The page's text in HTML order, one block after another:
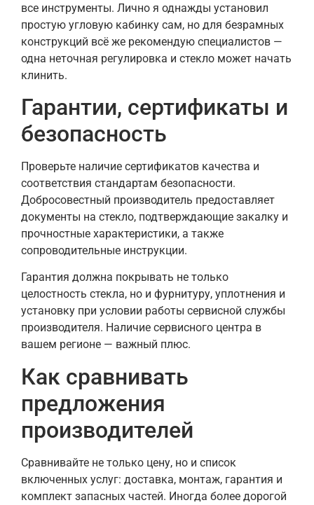
все инструменты. Лично я однажды установил
простую угловую кабинку сам, но для безрамных
конструкций всё же рекомендую специалистов —
одна неточная регулировка и стекло может начать
клинить.
Гарантии, сертификаты и
безопасность
Проверьте наличие сертификатов качества и
соответствия стандартам безопасности.
Добросовестный производитель предоставляет
документы на стекло, подтверждающие закалку и
прочностные характеристики, а также
сопроводительные инструкции.
Гарантия должна покрывать не только
целостность стекла, но и фурнитуру, уплотнения и
установку при условии работы сервисной службы
производителя. Наличие сервисного центра в
вашем регионе — важный плюс.
Как сравнивать
предложения
производителей
Сравнивайте не только цену, но и список
включенных услуг: доставка, монтаж, гарантия и
комплект запасных частей. Иногда более дорогой